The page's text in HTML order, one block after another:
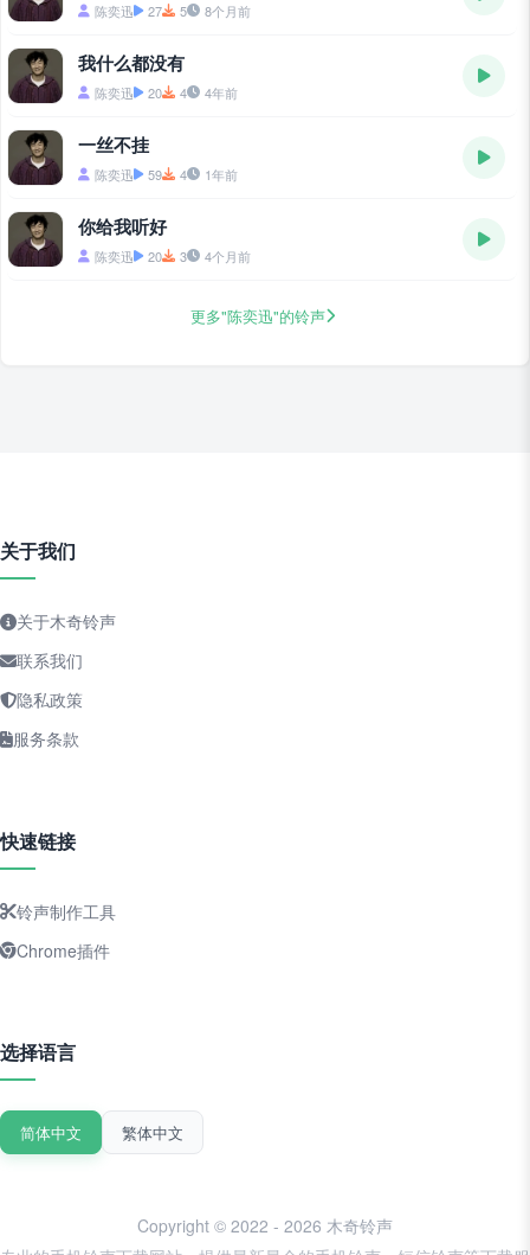
陈奕迅 27 5 8个月前
我什么都没有
陈奕迅 20 4 4年前
一丝不挂
陈奕迅 59 4 1年前
你给我听好
陈奕迅 20 3 4个月前
更多"陈奕迅"的铃声
关于我们
关于木奇铃声
联系我们
隐私政策
服务条款
快速链接
铃声制作工具
Chrome插件
选择语言
简体中文 繁体中文
Copyright © 2022 - 2026 木奇铃声